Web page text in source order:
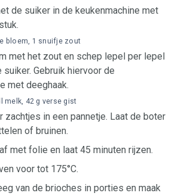
de suiker in de keukenmachine met
met het zout en schep lepel per lepel
suiker. Gebruik hiervoor de
met deeghaak.
bloem, 1 snuifje zout
zachtjes in een pannetje. Laat de boter
of bruinen.
melk, 42 g verse gist
met folie en laat 45 minuten rijzen.
voor tot 175°C.
van de brioches in porties en maak